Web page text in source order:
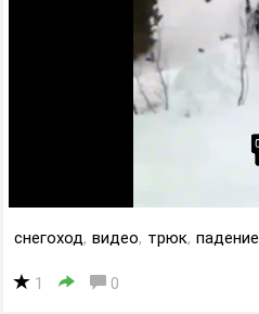
снегоход, видео, трюк, падение
1 0